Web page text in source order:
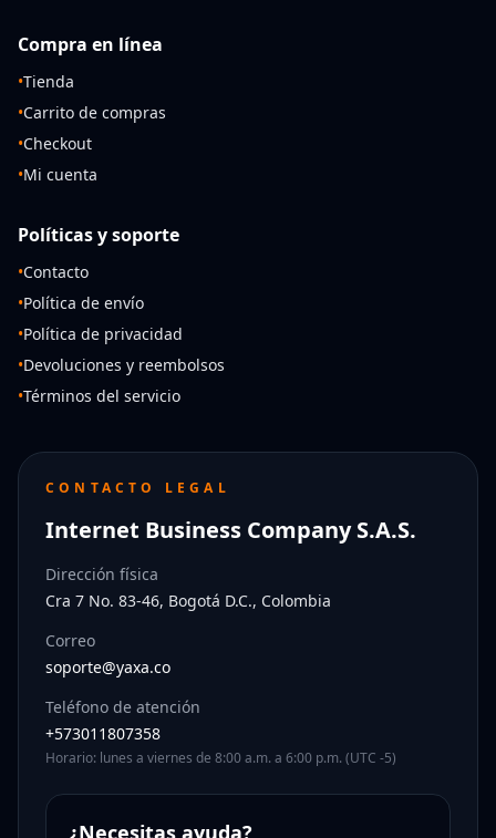
Compra en línea
•Tienda
•Carrito de compras
•Checkout
•Mi cuenta
Políticas y soporte
•Contacto
•Política de envío
•Política de privacidad
•Devoluciones y reembolsos
•Términos del servicio
CONTACTO LEGAL
Internet Business Company S.A.S.
Dirección física
Cra 7 No. 83-46, Bogotá D.C., Colombia
Correo
soporte@yaxa.co
Teléfono de atención
+573011807358
Horario: lunes a viernes de 8:00 a.m. a 6:00 p.m. (UTC -5)
¿Necesitas ayuda?